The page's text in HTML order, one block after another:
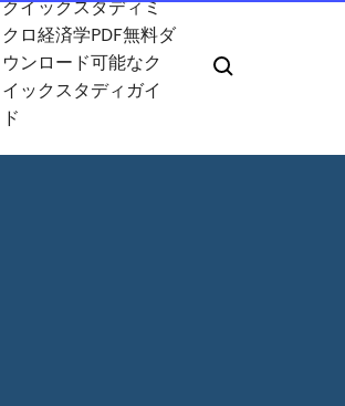
クイックスタディミ
クロ経済学PDF無料ダ
ウンロード可能なク
イックスタディガイ
ド